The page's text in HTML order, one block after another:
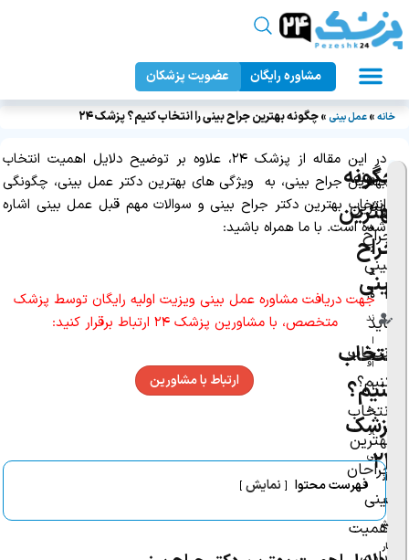
مشاوره رایگان عضویت پزشکان
خانه»عمل بینی»چگونه بهترین جراح بینی را انتخاب کنیم؟ پزشک ۲۴
چگونه
بهترین
جراح
بینی
را
انتخاب
کنیم؟
پزشک
۲۴
چگونه
بهترین
جراح
بینی
را
باید
انتخاب
کنیم؟
انتخاب
بهترین
جراحان
بینی
اهمیت
نو
ی
س
ن
د
ه:
ند
ا
آق
ا
ج
ان
ی
ان
ت
ش
ار
در این مقاله از پزشک ۲۴، علاوه بر توضیح دلایل اهمیت انتخاب
بهترین جراح بینی، به ویژگی های بهترین دکتر عمل بینی، چگونگی
انتخاب بهترین دکتر جراح بینی و سوالات مهم قبل عمل بینی اشاره
شده است. با ما همراه باشید:
جهت دریافت مشاوره عمل بینی ویزیت اولیه رایگان توسط پزشک
متخصص، با مشاورین پزشک ۲۴ ارتباط برقرار کنید:
ارتباط با مشاورین
فهرست محتوا نمایش